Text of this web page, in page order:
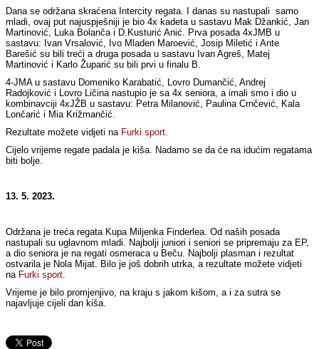
Dana se održana skraćena Intercity regata. I danas su nastupali samo
mladi, ovaj put najuspješniji je bio 4x kadeta u sastavu Mak Džankić, Jan
Martinović, Luka Bolanča i D.Kusturić Anić. Prva posada 4xJMB u
sastavu: Ivan Vrsalović, Ivo Mladen Maroević, Josip Miletić i Ante
Barešić su bili treći a druga posada u sastavu Ivan Agreš, Matej
Martinović i Karlo Župarić su bili prvi u finalu B.
4-JMA u sastavu Domeniko Karabatić, Lovro Dumančić, Andrej
Radojković i Lovro Ličina nastupio je sa 4x seniora, a imali smo i dio u
kombinavciji 4xJŽB u sastavu: Petra Milanović, Paulina Crnčević, Kala
Lončarić i Mia Križmančić.
Rezultate možete vidjeti na Furki sport.
Cijelo vrijeme regate padala je kiša. Nadamo se da će na idućim regatama
biti bolje.
13. 5. 2023.
Održana je treća regata Kupa Miljenka Finderlea. Od naših posada
nastupali su uglavnom mladi. Najbolji juniori i seniori se pripremaju za EP,
a dio seniora je na regati osmeraca u Beču. Najbolji plasman i rezultat
ostvarila je Nola Mijat. Bilo je još dobrih utrka, a rezultate možete vidjeti
na Furki sport.
Vrijeme je bilo promjenjivo, na kraju s jakom kišom, a i za sutra se
najavljuje cijeli dan kiša.